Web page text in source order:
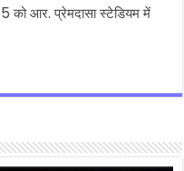
को आर. प्रेमदासा स्टेडियम में